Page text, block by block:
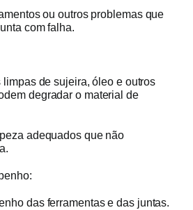
ou outros problemas que
com falha.
de sujeira, óleo e outros
degradar o material de
adequados que não
das ferramentas e das juntas.